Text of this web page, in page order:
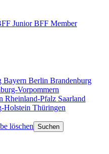
JuniorBFF Member
Bayern Berlin Brandenburg
Vorpommern
Rheinland-Pfalz Saarland
Holstein Thüringen
löschen